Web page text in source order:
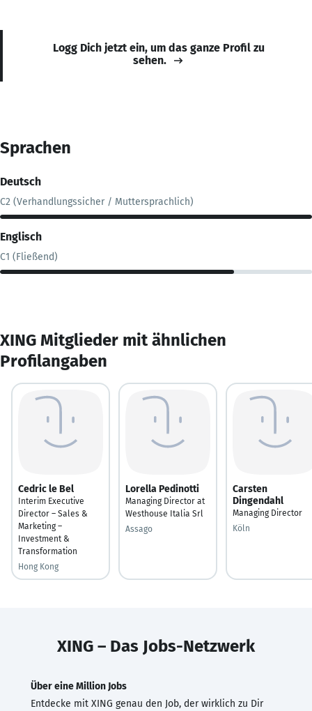
Logg Dich jetzt ein, um das ganze Profil zu
sehen.
Sprachen
Deutsch
C2 (Verhandlungssicher / Muttersprachlich)
Englisch
C1 (Fließend)
XING Mitglieder mit ähnlichen
Profilangaben
Cedric le Bel
Interim Executive
Director – Sales &
Marketing –
Investment &
Transformation
Hong Kong
Lorella Pedinotti
Managing Director at
Westhouse Italia Srl
Assago
Carsten
Dingendahl
Managing Director
Köln
XING – Das Jobs-Netzwerk
Über eine Million Jobs
Entdecke mit XING genau den Job, der wirklich zu Dir